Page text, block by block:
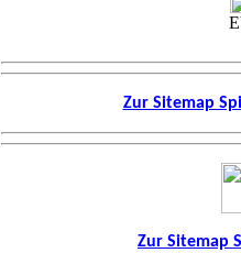
Zur Sitemap
Zur Sitemap